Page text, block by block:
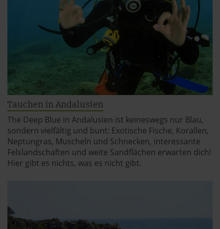
Tauchen in Andalusien
The Deep Blue in Andalusien ist keineswegs nur Blau,
sondern vielfältig und bunt: Exotische Fische, Korallen,
Neptungras, Muscheln und Schnecken, interessante
Felslandschaften und weite Sandflächen erwarten dich!
Hier gibt es nichts, was es nicht gibt.